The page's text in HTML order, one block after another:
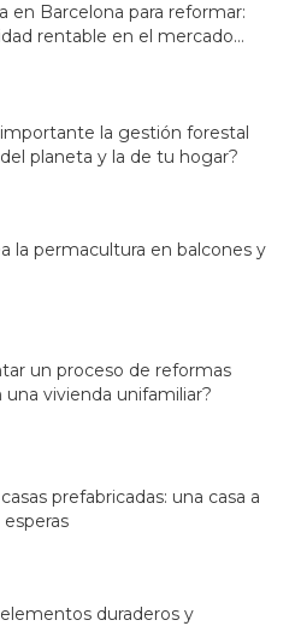
en Barcelona para reformar:
rentable en el mercado
la gestión forestal
planeta y la de tu hogar?
la permacultura en balcones y
un proceso de reformas
una vivienda unifamiliar?
prefabricadas: una casa a
duraderos y